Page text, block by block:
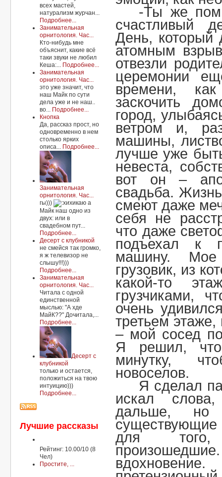
всех мастей,
натурализм журчан...
Подробнее...
Занимательная
орнитология. Час...
Кто-нибудь мне
объяснит, какие всё
таки звуки не любил
Кеша:... Подробнее...
Занимательная
орнитология. Час...
это уже значит, что
наш Майк по сути
дела уже и не наш..
во... Подробнее...
Кнопка
Да, рассказ прост, но
одновременно в нем
столько ярких
описа... Подробнее...
Занимательная
орнитология. Час...
гы)))
а
Майк наш одно из
двух: или в
свадебном пут...
Подробнее...
Десерт с клубникой
не смейся так громко,
я ж телевизор не
слышу!!!)))
Подробнее...
Занимательная
орнитология. Час...
Читала с одной
единственной
мыслью: "А хде
МайК??" Дочитала,...
Подробнее...
Десерт с
клубникой
только и остается,
положиться на твою
интуицию)))
Подробнее...
Лучшие рассказы
Рейтинг: 10.00/10 (8
Чел)
Простите, ...
-Ты же
счастливый
День, который
атомным
отвезли
церемонии
времени,
заскочить
город,
ветром и,
машины,
лучше уже
невеста,
вот он –
свадьба.
смеют даже
себя не
что даже
подъехал к
машину. Мое
грузовик, из
какой-то
грузчиками,
очень
третьем
– мой сосед
Я решил, что
минутку,
новоселов.
Я сделал
искал
дальше, но
существующие
для